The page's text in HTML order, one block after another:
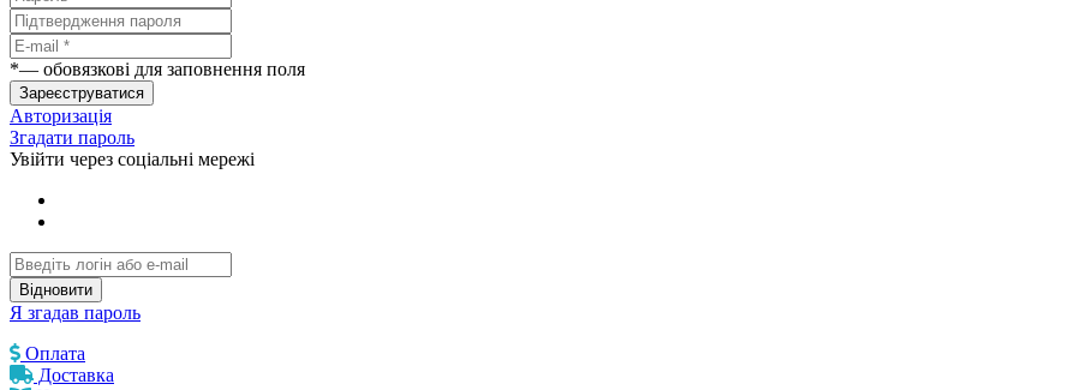
*— обовязкові для заповнення поля
Зареєструватися
Авторизація
Згадати пароль
Увійти через соціальні мережі
Відновити
Я згадав пароль
Оплата
Доставка